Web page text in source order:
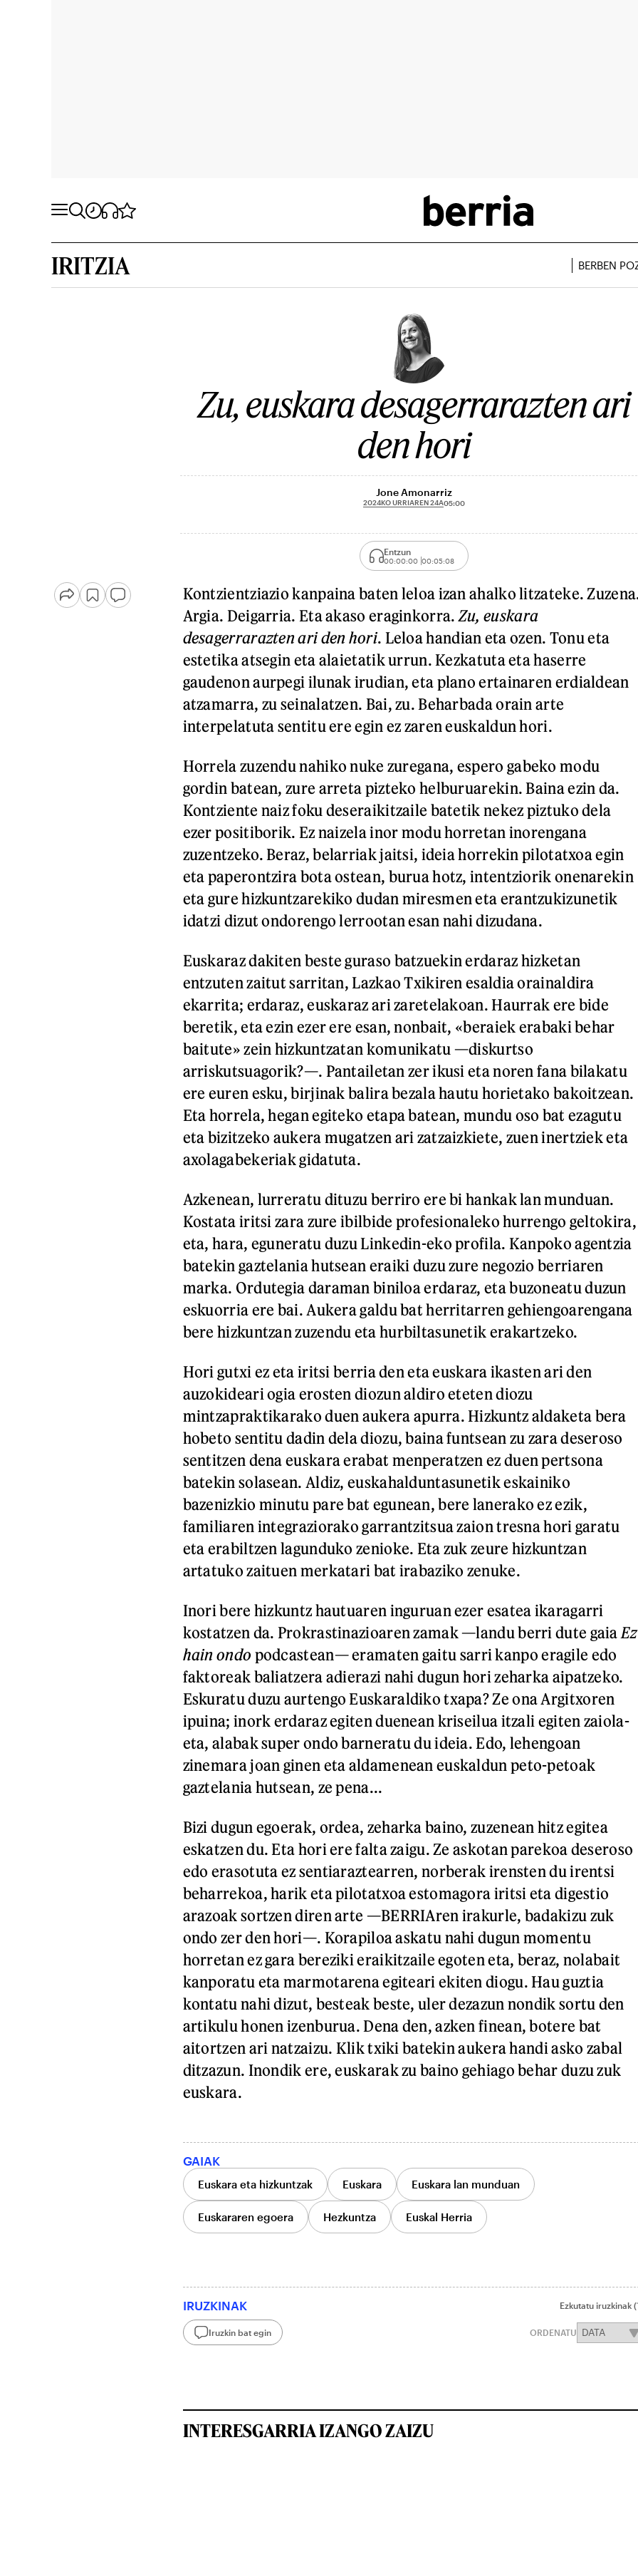
IRITZIA BERBEN
Zu, euskara desagerrarazten ari
den hori
Jone Amonarriz
2024KO URRIAREN 24A05:00
Entzun
00:00:00 00:05:08
Kontzientziazio kanpaina baten leloa izan ahalko litzateke.
Argia. Deigarria. Eta akaso eraginkorra.Zu, euskara
desagerrarazten ari den hori. Leloa handian eta ozen. Tonu eta
estetika atsegin eta alaietatik urrun. Kezkatuta eta haserre
gaudenon aurpegi ilunak irudian, eta plano ertainaren erdialdean
atzamarra, zu seinalatzen. Bai, zu. Beharbada orain arte
interpelatuta sentitu ere egin ez zaren euskaldun hori.
Horrela zuzendu nahiko nuke zuregana, espero gabeko modu
gordin batean, zure arreta pizteko helburuarekin. Baina ezin da.
Kontziente naiz foku deseraikitzaile batetik nekez piztuko dela
ezer positiborik. Ez naizela inor modu horretan inorengana
zuzentzeko. Beraz, belarriak jaitsi, ideia horrekin pilotatxoa egin
eta paperontzira bota ostean, burua hotz, intentziorik onenarekin
eta gure hizkuntzarekiko dudan miresmen eta erantzukizunetik
idatzi dizut ondorengo lerrootan esan nahi dizudana.
Euskaraz dakiten beste guraso batzuekin erdaraz hizketan
entzuten zaitut sarritan, Lazkao Txikiren esaldia orainaldira
ekarrita; erdaraz, euskaraz ari zaretelakoan. Haurrak ere bide
beretik, eta ezin ezer ere esan, nonbait, «beraiek erabaki behar
baitute» zein hizkuntzatan komunikatu —diskurtso
arriskutsuagorik?—. Pantailetan zer ikusi eta noren fana bilakatu
ere euren esku, birjinak balira bezala hautu horietako bakoitzean.
Eta horrela, hegan egiteko etapa batean, mundu oso bat ezagutu
eta bizitzeko aukera mugatzen ari zatzaizkiete, zuen inertziek eta
axolagabekeriak gidatuta.
Azkenean, lurreratu dituzu berriro ere bi hankak lan munduan.
Kostata iritsi zara zure ibilbide profesionaleko hurrengo geltokira,
eta, hara, eguneratu duzu Linkedin-eko profila. Kanpoko agentzia
batekin gaztelania hutsean eraiki duzu zure negozio berriaren
marka. Ordutegia daraman biniloa erdaraz, eta buzoneatu duzun
eskuorria ere bai. Aukera galdu bat herritarren gehiengoarengana
bere hizkuntzan zuzendu eta hurbiltasunetik erakartzeko.
Hori gutxi ez eta iritsi berria den eta euskara ikasten ari den
auzokideari ogia erosten diozun aldiro eteten diozu
mintzapraktikarako duen aukera apurra. Hizkuntz aldaketa bera
hobeto sentitu dadin dela diozu, baina funtsean zu zara deseroso
sentitzen dena euskara erabat menperatzen ez duen pertsona
batekin solasean. Aldiz, euskahalduntasunetik eskainiko
bazenizkio minutu pare bat egunean, bere lanerako ez ezik,
familiaren integraziorako garrantzitsua zaion tresna hori garatu
eta erabiltzen lagunduko zenioke. Eta zuk zeure hizkuntzan
artatuko zaituen merkatari bat irabaziko zenuke.
Inori bere hizkuntz hautuaren inguruan ezer esatea ikaragarri
kostatzen da. Prokrastinazioaren zamak —landu berri dute gaia Ez
hain ondo podcastean— eramaten gaitu sarri kanpo eragile edo
faktoreak baliatzera adierazi nahi dugun hori zeharka aipatzeko.
Eskuratu duzu aurtengo Euskaraldiko txapa? Ze ona Argitxoren
ipuina; inork erdaraz egiten duenean kriseilua itzali egiten zaiola-
eta, alabak super ondo barneratu du ideia. Edo, lehengoan
zinemara joan ginen eta aldamenean euskaldun peto-petoak
gaztelania hutsean, ze pena...
Bizi dugun egoerak, ordea, zeharka baino, zuzenean hitz egitea
eskatzen du. Eta hori ere falta zaigu. Ze askotan parekoa deseroso
edo erasotuta ez sentiaraztearren, norberak irensten du irentsi
beharrekoa, harik eta pilotatxoa estomagora iritsi eta digestio
arazoak sortzen diren arte —BERRIAren irakurle, badakizu zuk
ondo zer den hori—. Korapiloa askatu nahi dugun momentu
horretan ez gara bereziki eraikitzaile egoten eta, beraz, nolabait
kanporatu eta marmotarena egiteari ekiten diogu. Hau guztia
kontatu nahi dizut, besteak beste, uler dezazun nondik sortu den
artikulu honen izenburua. Dena den, azken finean, botere bat
aitortzen ari natzaizu. Klik txiki batekin aukera handi asko zabal
ditzazun. Inondik ere, euskarak zu baino gehiago behar duzu zuk
euskara.
GAIAK
Euskara eta hizkuntzak Euskara Euskara lan munduan
Euskararen egoera Hezkuntza Euskal Herria
IRUZKINAK Ezkutatu iruzkinak
Iruzkin bat egin ORDENATU
INTERESGARRIA IZANGO ZAIZU